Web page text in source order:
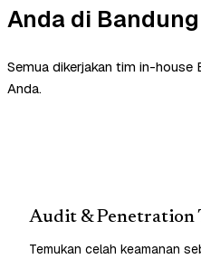
Anda di
Semua dikerjakan tim in-house
Anda.
Audit & Penetration
Temukan celah keamanan